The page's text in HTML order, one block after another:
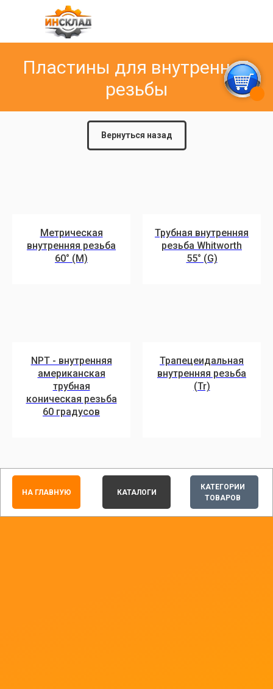
Пластины для внутренней
резьбы
Вернуться назад
Метрическая
внутренняя резьба
60° (M)
Трубная внутренняя
резьба Whitworth
55° (G)
NPT - внутренняя
американская
трубная
коническая резьба
60 градусов
Трапецеидальная
внутренняя резьба
(Tr)
КАТЕГОРИИ
ТОВАРОВ
НА ГЛАВНУЮ КАТАЛОГИ